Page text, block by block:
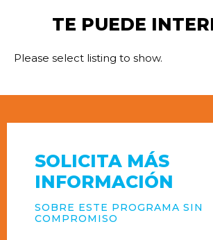
TE PUEDE
Please select listing to show.
SOLICITA MÁS
INFORMACIÓN
SOBRE ESTE PROGRAMA SIN
COMPROMISO